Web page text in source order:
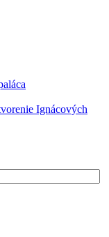
Ignácových